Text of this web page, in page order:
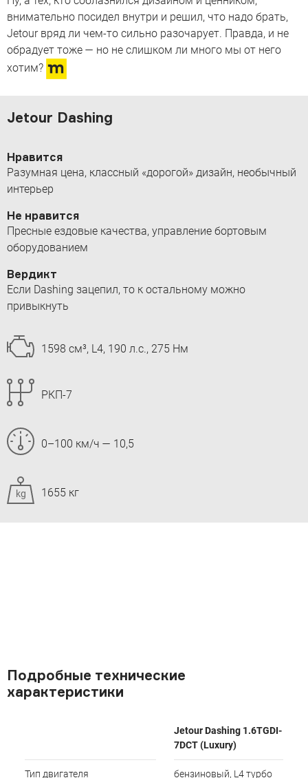
внимательно посидел внутри и решил, что надо брать,
Jetour вряд ли чем-то сильно разочарует. Правда, и не
обрадует тоже — но не слишком ли много мы от него
хотим?
Jetour Dashing
Нравится
Разумная цена, классный «дорогой» дизайн, необычный
интерьер
Не нравится
Пресные ездовые качества, управление бортовым
оборудованием
Вердикт
Если Dashing зацепил, то к остальному можно
привыкнуть
1598 см³, L4, 190 л.с., 275 Нм
РКП-7
0–100 км/ч — 10,5
kg 1655 кг
Подробные технические
характеристики
Jetour Dashing 1.6TGDI-
7DCT (Luxury)
Тип двигателя бензиновый, L4 турбо